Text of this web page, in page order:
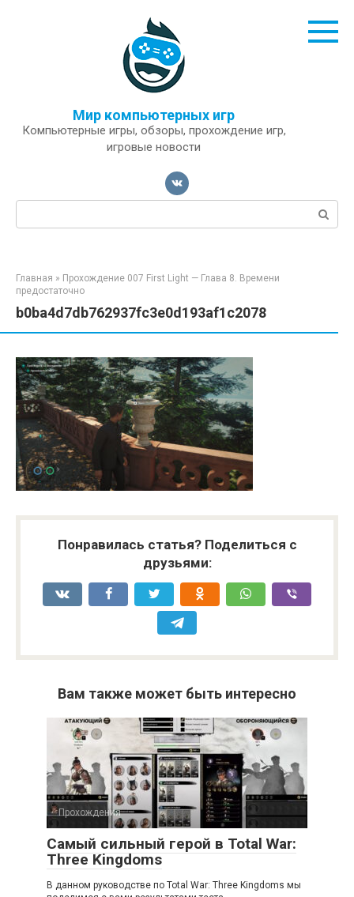
Мир компьютерных игр
Компьютерные игры, обзоры, прохождение игр,
игровые новости
Поиск:
Главная » Прохождение 007 First Light — Глава 8. Времени
предостаточно
b0ba4d7db762937fc3e0d193af1c2078
Понравилась статья? Поделиться с
друзьями:
Вам также может быть интересно
Прохождения
Самый сильный герой в Total War:
Three Kingdoms
В данном руководстве по Total War: Three Kingdoms мы